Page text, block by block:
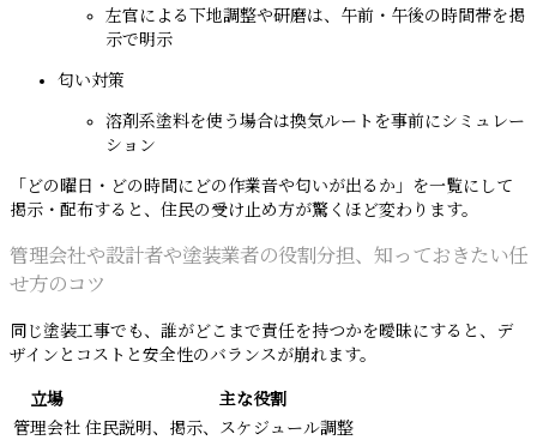
左官による下地調整や研磨は、午前・午後の時間帯を掲
示で明示
匂い対策
溶剤系塗料を使う場合は換気ルートを事前にシミュレー
ション
「どの曜日・どの時間にどの作業音や匂いが出るか」を一覧にして
掲示・配布すると、住民の受け止め方が驚くほど変わります。
管理会社や設計者や塗装業者の役割分担、知っておきたい任
せ方のコツ
同じ塗装工事でも、誰がどこまで責任を持つかを曖昧にすると、デ
ザインとコストと安全性のバランスが崩れます。
立場
主な役割
管理会社 住民説明、掲示、スケジュール調整